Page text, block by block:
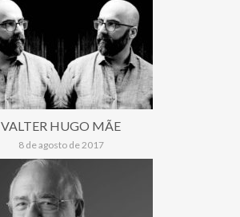
VALTER HUGO MÃE
8 de agosto de 2017